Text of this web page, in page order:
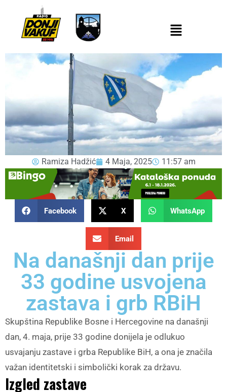
Ramiza Hadžić 4 Maja, 2025 11:57 am
Facebook X WhatsApp
Email
Na današnji dan prije
33 godine usvojena
zastava i grb RBiH
Skupština Republike Bosne i Hercegovine na današnji
dan, 4. maja, prije 33 godine donijela je odlukuo
usvajanju zastave i grba Republike BiH, a ona je značila
važan identitetski i simbolički korak za državu.
Izgled zastave